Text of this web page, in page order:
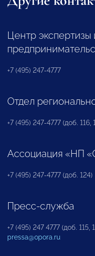
Центр
+7 (495) 247-4777
Отдел
+7 (495) 247-4777 (доб. 116,
Ассоциация «НП
+7 (495) 247-4777 (доб. 124)
Пресс-служба
+7 (495) 247 4777 (доб. 115,
pressa@opora.ru